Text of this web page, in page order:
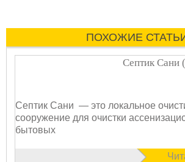
ПОХОЖИЕ
Септик Сани
Септик Сани — это локальное
сооружение для очистки
бытовых